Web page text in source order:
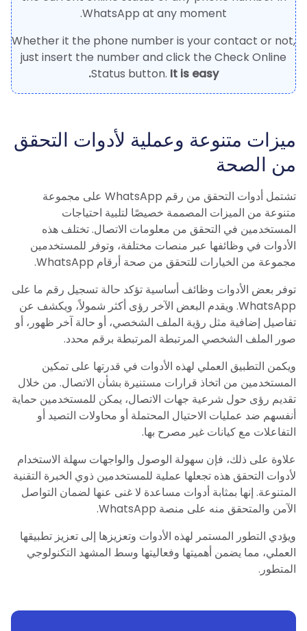
WhatsApp at any moment.
Whether it the phone number is your contact or not,
just insert the number and click the Check Online
Status button. It is easy.
ميزات متنوعة وعملية لأدوات التحقق
من الصحة
تشتمل أدوات التحقق من رقم WhatsApp على مجموعة
متنوعة من الميزات المصممة خصيصًا لتلبية احتياجات
المستخدمين في التحقق من معلومات الاتصال. تختلف هذه
الأدوات في وظائفها عبر منصات مختلفة، وتوفر للمستخدمين
مجموعة من الخيارات للتحقق من صحة أرقام WhatsApp.
توفر بعض الأدوات وظائف أساسية تؤكد حالة تسجيل رقم ما على
WhatsApp. ويقدم البعض الآخر رؤى أكثر شمولاً، ويكشف عن
تفاصيل إضافية مثل رؤية الملف الشخصي، أو حالة آخر ظهور، أو
صور الملف الشخصي المرتبطة المرتبطة برقم محدد.
ويكمن التطبيق العملي لهذه الأدوات في قدرتها على تمكين
المستخدمين من اتخاذ قرارات مستنيرة بشأن الاتصال. من خلال
تقديم رؤى حول شرعية جهات الاتصال، يمكن للمستخدمين حماية
أنفسهم ضد عمليات الاحتيال المحتملة أو محاولات التصيد أو
التفاعلات مع كيانات غير مصرح بها.
علاوة على ذلك، فإن سهولة الوصول والواجهات سهلة الاستخدام
لأدوات التحقق هذه تجعلها عملية للمستخدمين ذوي الخبرة التقنية
المتنوعة. إنها بمثابة أدوات مساعدة لا غنى عنها لضمان التواصل
الآمن والمتحقق منه على منصة WhatsApp.
ويؤدي التطور المستمر لهذه الأدوات وتعزيزها إلى تعزيز تطبيقها
العملي، مما يضمن أهميتها وفعاليتها وسط المشهد التكنولوجي
المتطور.